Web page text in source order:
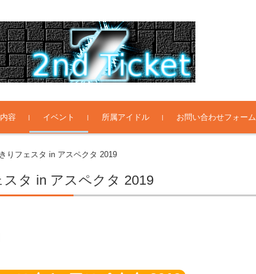
容 イベント 所属アイドル お問い合わせフォーム
りフェスタ in アスペクタ 2019
タ in アスペクタ 2019